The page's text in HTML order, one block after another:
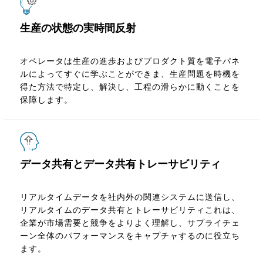
生産の状態の実時間反射
オペレータは生産の進歩およびプロダクト質を電子パネ
ルによってすぐに学ぶことができま、生産問題を時機を
得た方法で特定し、解決し、工程の滑らかに動くことを
保障します。
データ共有とデータ共有トレーサビリティ
リアルタイムデータを社内外の関連システムに送信し、
リアルタイムのデータ共有とトレーサビリティこれは、
企業が市場需要と競争をよりよく理解し、サプライチェ
ーン全体のパフォーマンスをキャプチャするのに役立ち
ます。